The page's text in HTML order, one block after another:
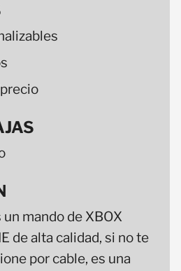
mando de XBOX
de alta calidad, si no te
por cable, es una